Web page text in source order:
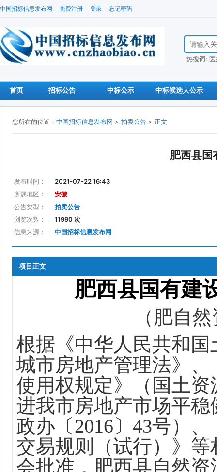
中国招标信息发布网 免费注册 登录 忘记密码
搜索招标信
热搜词:
首页 招标公告 中标公示 中标候选人公示
您所在的位置： 中国招标信息发布网 > 拍卖公告 > 正文
肥西县国
发布时间：
2021-07-22 16:43
所属地区：
安徽
公告类型：
拍卖公告
浏览次数：
11990 次
信息来源：
中国招标信息发布网
项目正文